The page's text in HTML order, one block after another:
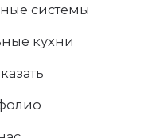
системы
кухни